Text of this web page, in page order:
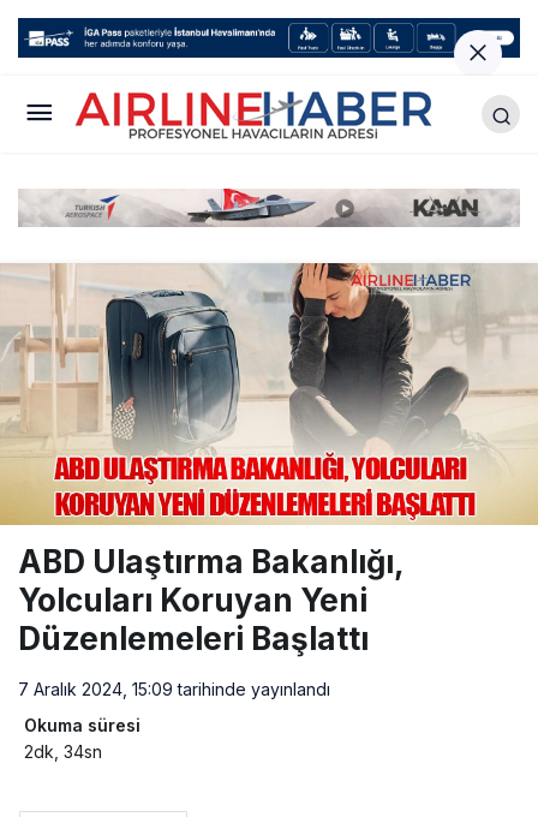
ABD Ulaştırma Bakanlığı,
Yolcuları Koruyan Yeni
Düzenlemeleri Başlattı
7 Aralık 2024, 15:09 tarihinde yayınlandı
Okuma süresi
2dk, 34sn